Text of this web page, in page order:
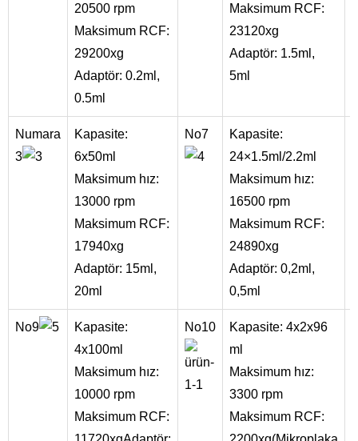
20500 rpm
Maksimum RCF:
29200xg
Adaptör: 0.2ml,
0.5ml
Maksimum RCF:
23120xg
Adaptör: 1.5ml,
5ml
Numara
3
Kapasite:
6x50ml
Maksimum hız:
13000 rpm
Maksimum RCF:
17940xg
Adaptör: 15ml,
20ml
No7
Kapasite:
24×1.5ml/2.2ml
Maksimum hız:
16500 rpm
Maksimum RCF:
24890xg
Adaptör: 0,2ml,
0,5ml
No9
Kapasite:
4x100ml
Maksimum hız:
10000 rpm
Maksimum RCF:
No10
Kapasite: 4x2x96
ml
Maksimum hız:
3300 rpm
Maksimum RCF: